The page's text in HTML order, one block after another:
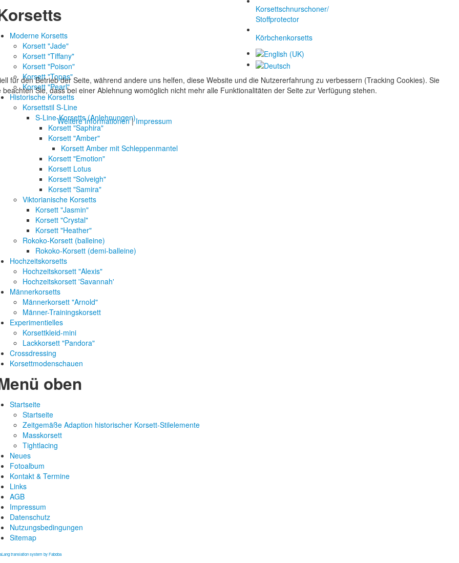
Moderne Korsetts
Korsett "Jade"
Korsett "Tiffany"
Korsett "Poison"
Korsett "Topas"
Korsett "Pearl"
Historische Korsetts
Korsettstil S-Line
S-Line-Korsetts (Anlehnungen)
Korsett "Saphira"
Korsett "Amber"
Korsett Amber mit Schleppenmantel
Korsett "Emotion"
Korsett Lotus
Korsett "Solveigh"
Korsett "Samira"
Viktorianische Korsetts
Korsett "Jasmin"
Korsett "Crystal"
Korsett "Heather"
Rokoko-Korsett (balleine)
Rokoko-Korsett (demi-balleine)
Hochzeitskorsetts
Hochzeitskorsett "Alexis"
Hochzeitskorsett 'Savannah'
Männerkorsetts
Männerkorsett "Arnold"
Männer-Trainingskorsett
Experimentielles
Korsettkleid-mini
Lackkorsett "Pandora"
Crossdressing
Korsettmodenschauen
oben
Startseite
Startseite
Zeitgemäße Adaption historischer Korsett-Stilelemente
Masskorsett
Tightlacing
Neues
Fotoalbum
Kontakt & Termine
Links
AGB
Impressum
Datenschutz
Nutzungsbedingungen
Sitemap
translation system by Faboba
Korsettschnurschoner/
Stoffprotector
Körbchenkorsetts
für den Betrieb der Seite, während andere uns helfen, diese Website und die Nutzererfahrung zu verbessern (Tracking Cookies). Sie
Sie, dass bei einer Ablehnung womöglich nicht mehr alle Funktionalitäten der Seite zur Verfügung stehen.
Weitere Informationen|Impressum